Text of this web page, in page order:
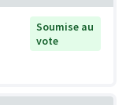
Soumise au
vote